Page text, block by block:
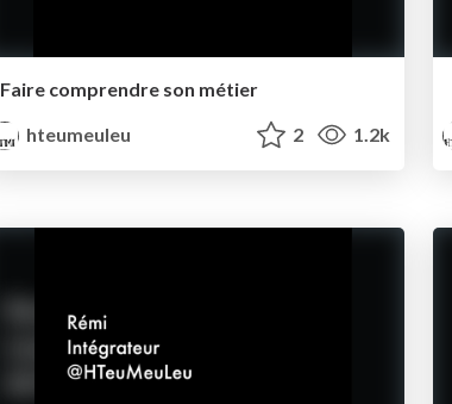
Faire comprendre son métier
hteumeuleu
2 1.2k